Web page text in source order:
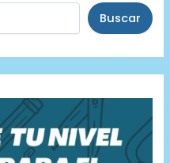
Buscar